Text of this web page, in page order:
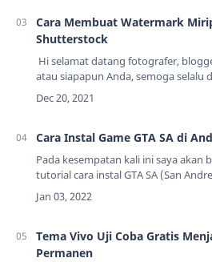
Cara Membuat Watermark
Shutterstock
Hi selamat datang fotografer,
atau siapapun Anda, semoga selalu
keadaan sehat yah. Hehe. Pada
akan membagikan tutorial membuat
Cara Instal Game GTA SA di
Pada kesempatan kali ini saya akan
tutorial cara instal GTA SA (San
Android 11. GTA SA adalah game
terpopuler di kalangan Android saat
Tema Vivo Uji Coba Gratis
Permanen